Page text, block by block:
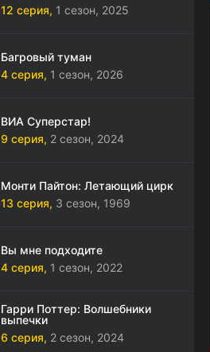
12 серия, 1 сезон, 2025
Багровый туман
4 серия, 1 сезон, 2026
ВИА Суперстар!
9 серия, 2 сезон, 2024
Монти Пайтон: Летающий цирк
13 серия, 3 сезон, 1969
Вы мне подходите
4 серия, 1 сезон, 2022
Гарри Поттер: Волшебники
выпечки
6 серия, 2 сезон, 2024